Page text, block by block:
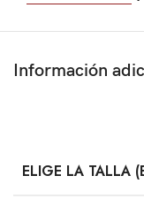
Información
ELIGE LA TALLA